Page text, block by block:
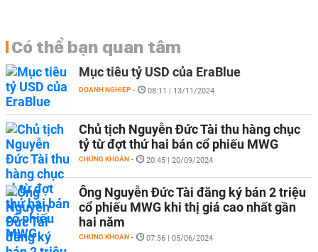
Có thể bạn quan tâm
Mục tiêu tỷ USD của EraBlue
DOANH NGHIỆP - 08:11 | 13/11/2024
Chủ tịch Nguyễn Đức Tài thu hàng chục
tỷ từ đợt thứ hai bán cổ phiếu MWG
CHỨNG KHOÁN - 20:45 | 20/09/2024
Ông Nguyễn Đức Tài đăng ký bán 2 triệu
cổ phiếu MWG khi thị giá cao nhất gần
hai năm
CHỨNG KHOÁN - 07:36 | 05/06/2024